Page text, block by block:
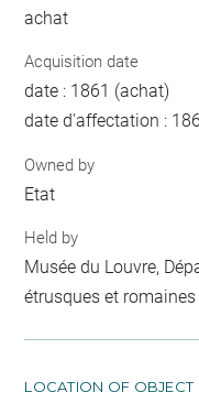
achat
Acquisition date
date : 1861 (achat)
date d'affectation :
Owned by
Etat
Held by
Musée du Louvre,
étrusques et romaines
LOCATION OF OBJECT